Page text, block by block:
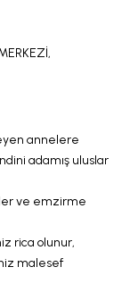
annelere
adamış uluslar
ve emzirme
rica olunur,
malesef